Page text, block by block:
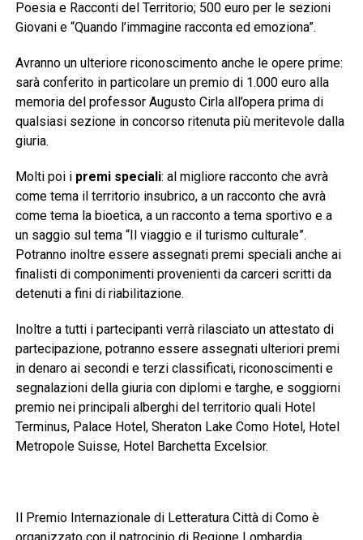
Poesia e Racconti del Territorio; 500 euro per le sezioni
Giovani e “Quando l’immagine racconta ed emoziona”.
Avranno un ulteriore riconoscimento anche le opere prime:
sarà conferito in particolare un premio di 1.000 euro alla
memoria del professor Augusto Cirla all’opera prima di
qualsiasi sezione in concorso ritenuta più meritevole dalla
giuria.
Molti poi i premi speciali: al migliore racconto che avrà
come tema il territorio insubrico, a un racconto che avrà
come tema la bioetica, a un racconto a tema sportivo e a
un saggio sul tema “Il viaggio e il turismo culturale”.
Potranno inoltre essere assegnati premi speciali anche ai
finalisti di componimenti provenienti da carceri scritti da
detenuti a fini di riabilitazione.
Inoltre a tutti i partecipanti verrà rilasciato un attestato di
partecipazione, potranno essere assegnati ulteriori premi
in denaro ai secondi e terzi classificati, riconoscimenti e
segnalazioni della giuria con diplomi e targhe, e soggiorni
premio nei principali alberghi del territorio quali Hotel
Terminus, Palace Hotel, Sheraton Lake Como Hotel, Hotel
Metropole Suisse, Hotel Barchetta Excelsior.
Il Premio Internazionale di Letteratura Città di Como è